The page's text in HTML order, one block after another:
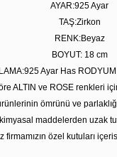
AYAR:925 Ayar
TAŞ:Zirkon
RENK:Beyaz
BOYUT: 18 cm
Ayar Has
ALTIN ve ROSE renkleri
ömrünü ve
maddelerden uzak
firmamızın özel kutuları